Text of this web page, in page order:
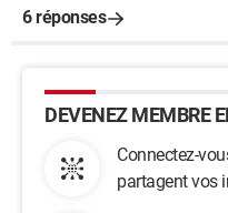
6 réponses
DEVENEZ MEMBRE
Connectez-
partagent vos